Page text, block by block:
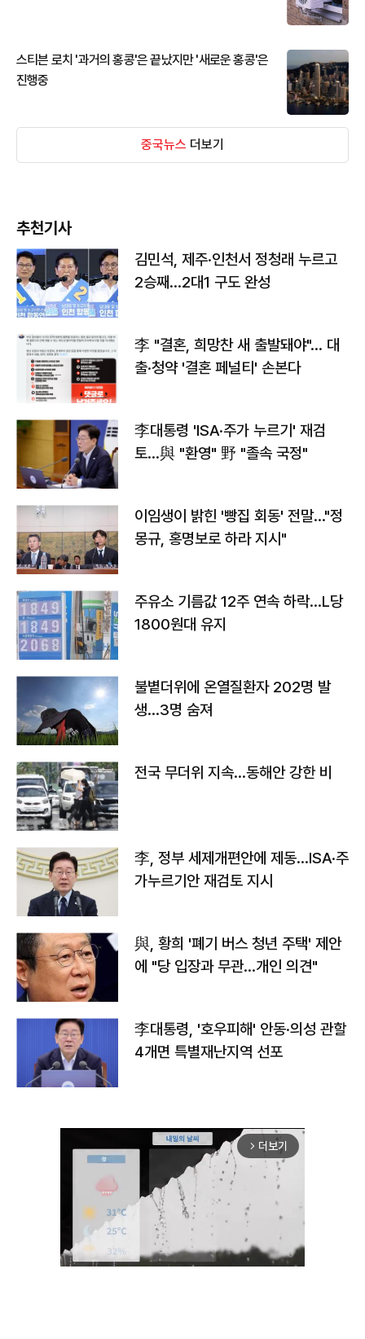
스티븐 로치 '과거의 홍콩'은 끝났지만 '새로운 홍콩'은
진행중
중국뉴스 더보기
추천기사
김민석, 제주·인천서 정청래 누르고
2승째…2대1 구도 완성
李 "결혼, 희망찬 새 출발돼야"… 대
출·청약 '결혼 페널티' 손본다
李대통령 'ISA·주가 누르기' 재검
토…與 "환영" 野 "졸속 국정"
이임생이 밝힌 '빵집 회동' 전말…"정
몽규, 홍명보로 하라 지시"
주유소 기름값 12주 연속 하락…L당
1800원대 유지
불볕더위에 온열질환자 202명 발
생…3명 숨져
전국 무더위 지속…동해안 강한 비
李, 정부 세제개편안에 제동…ISA·주
가누르기안 재검토 지시
與, 황희 '폐기 버스 청년 주택' 제안
에 "당 입장과 무관…개인 의견"
李대통령, '호우피해' 안동·의성 관할
4개면 특별재난지역 선포
arrow_forward_ios 더보기